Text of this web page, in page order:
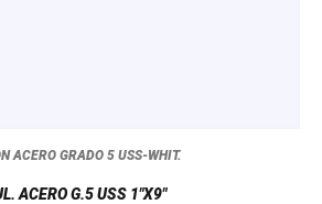
ACERO GRADO 5 USS-WHIT.
ACERO G.5 USS 1"X9"